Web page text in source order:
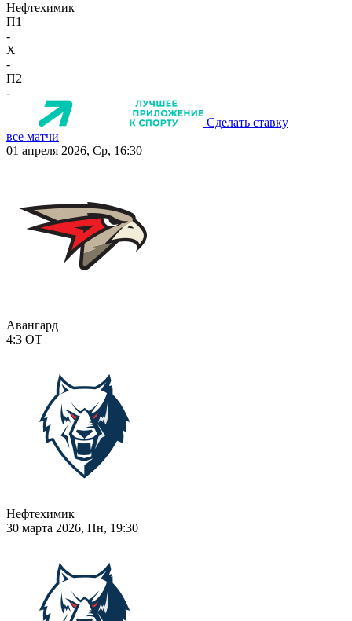
Нефтехимик
П1
-
X
-
П2
-
Сделать ставку
все матчи
01 апреля 2026, Ср, 16:30
Авангард
4:3 ОТ
Нефтехимик
30 марта 2026, Пн, 19:30